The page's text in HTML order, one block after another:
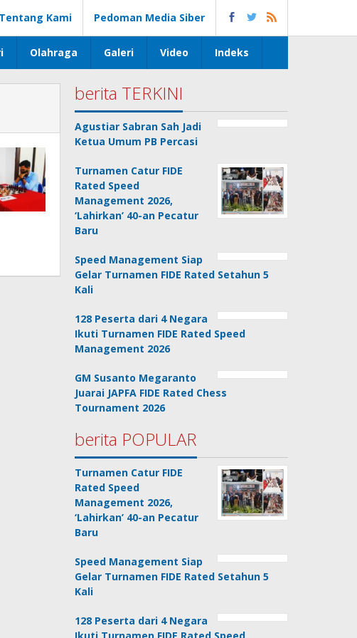
Tentang Kami Pedoman Media Siber
Olahraga Galeri Video Indeks
berita TERKINI
Agustiar Sabran Sah Jadi
Ketua Umum PB Percasi
Turnamen Catur FIDE
Rated Speed
Management 2026,
‘Lahirkan’ 40-an Pecatur
Baru
Speed Management Siap
Gelar Turnamen FIDE Rated Setahun 5
Kali
128 Peserta dari 4 Negara
Ikuti Turnamen FIDE Rated Speed
Management 2026
GM Susanto Megaranto
Juarai JAPFA FIDE Rated Chess
Tournament 2026
berita POPULAR
Turnamen Catur FIDE
Rated Speed
Management 2026,
‘Lahirkan’ 40-an Pecatur
Baru
Speed Management Siap
Gelar Turnamen FIDE Rated Setahun 5
Kali
128 Peserta dari 4 Negara